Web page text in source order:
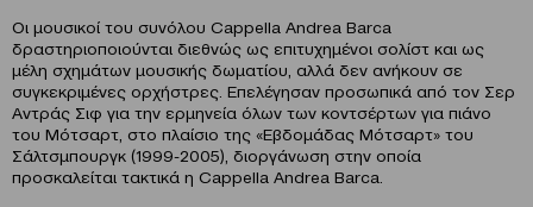
Οι μουσικοί του συνόλου Cappella Andrea Barca
δραστηριοποιούνται διεθνώς ως επιτυχημένοι σολίστ και ως
μέλη σχημάτων μουσικής δωματίου, αλλά δεν ανήκουν σε
συγκεκριμένες ορχήστρες. Επελέγησαν προσωπικά από τον Σερ
Αντράς Σιφ για την ερμηνεία όλων των κοντσέρτων για πιάνο
του Μότσαρτ, στο πλαίσιο της «Εβδομάδας Μότσαρτ» του
Σάλτσμπουργκ (1999-2005), διοργάνωση στην οποία
προσκαλείται τακτικά η Cappella Andrea Barca.